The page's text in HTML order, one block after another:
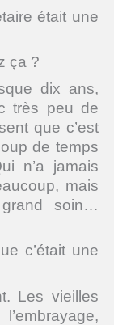
était une
ça ?
dix ans,
très peu de
que c’est
de temps
n’a jamais
mais
soin…
c’était une
Les vieilles